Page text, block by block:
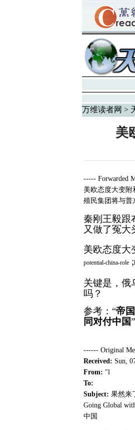
万维读者网 >
美
-----
美欧态度大变附
殖民集团将与
秦刚王毅跟
又做了冤大
美欧态度大
potential-china-role;
关键是，俄
吗？
参考： “帝
同对付中国
------ Original
Received: Sun,
From: "l
To:
Subject: 果然来
Going Global
中国